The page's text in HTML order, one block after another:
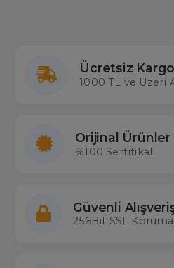
ulaşabilir özellikleri karşılaştırabilir en
ekipmanları fiyatlarını Türkiye'nin
toptan ve perakende elektronik
Ücretsiz Kargo
1000 TL ve Üzeri
Orijinal Ürünler
%100 Sertifikalı
Güvenli
256Bit SSL